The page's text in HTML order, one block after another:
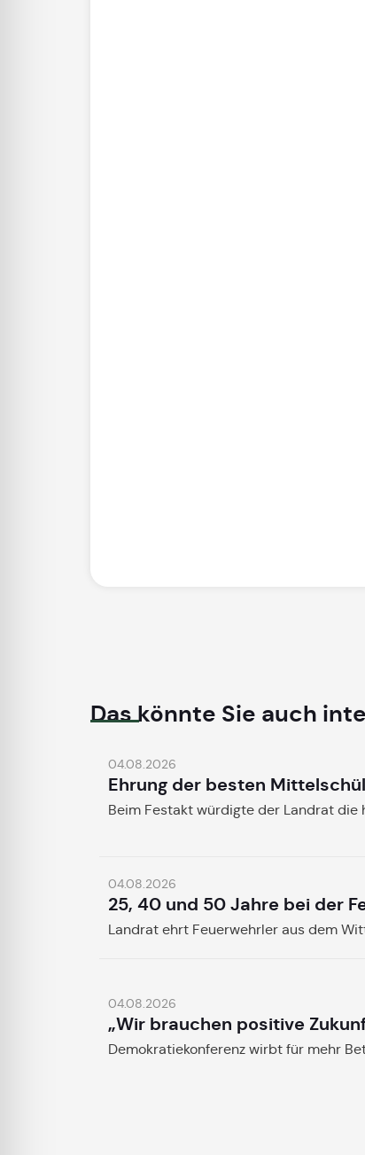
Das könnte Sie auch
04.08.2026
Ehrung der besten
Beim Festakt würdigte der Landrat die
04.08.2026
25, 40 und 50 Jahre bei der
Landrat ehrt Feuerwehrler aus dem
04.08.2026
„Wir brauchen positive
Demokratiekonferenz wirbt für mehr